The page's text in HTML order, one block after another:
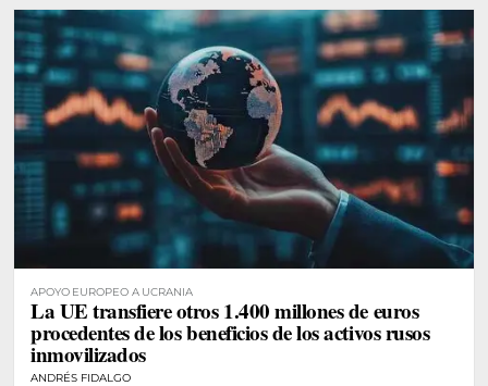
APOYO EUROPEO A UCRANIA
La UE transfiere otros 1.400 millones de euros
procedentes de los beneficios de los activos rusos
inmovilizados
ANDRÉS FIDALGO